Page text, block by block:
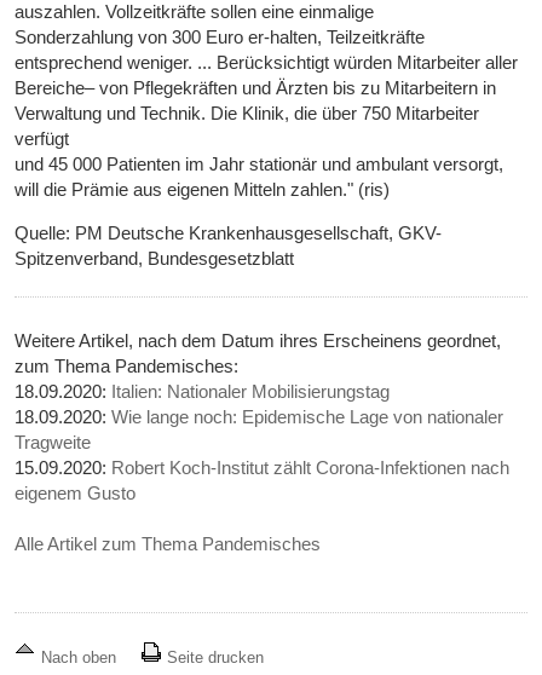
auszahlen. Vollzeitkräfte sollen eine einmalige
Sonderzahlung von 300 Euro er-halten, Teilzeitkräfte
entsprechend weniger. ... Berücksichtigt würden Mitarbeiter aller
Bereiche– von Pflegekräften und Ärzten bis zu Mitarbeitern in
Verwaltung und Technik. Die Klinik, die über 750 Mitarbeiter
verfügt
und 45 000 Patienten im Jahr stationär und ambulant versorgt,
will die Prämie aus eigenen Mitteln zahlen." (ris)
Quelle: PM Deutsche Krankenhausgesellschaft, GKV-
Spitzenverband, Bundesgesetzblatt
Weitere Artikel, nach dem Datum ihres Erscheinens geordnet,
zum Thema Pandemisches:
18.09.2020: Italien: Nationaler Mobilisierungstag
18.09.2020:Wie lange noch: E­pi­de­mi­sche Lage von na­tio­na­ler
Trag­weite
15.09.2020: Robert Koch-Institut zählt Corona-Infektionen nach
eigenem Gusto
Alle Artikel zum Thema Pandemisches
Nach oben
Seite drucken